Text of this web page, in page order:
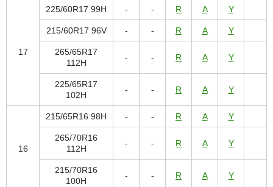
17
225/60R17 99H - - R A Y
215/60R17 96V - - R A Y
265/65R17
112H
- - R A Y
225/65R17
102H
- - R A Y
16
215/65R16 98H - - R A Y
265/70R16
112H
- - R A Y
215/70R16
100H
- - R A Y